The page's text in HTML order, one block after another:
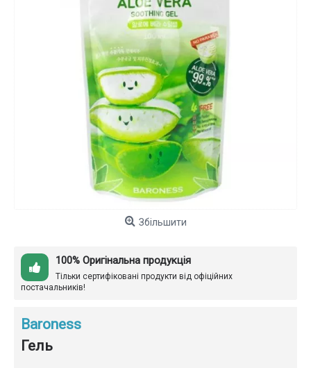
Збільшити
100% Оригінальна продукція
Тільки сертифіковані продукти від офіційних
постачальників!
Baroness
Гель